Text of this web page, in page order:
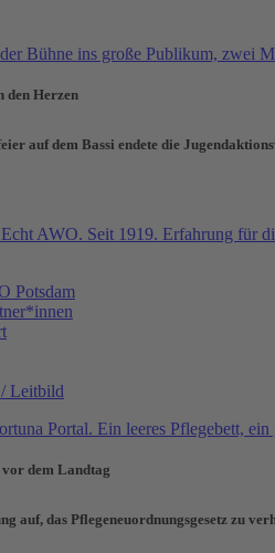
den Herzen
auf dem Bassi endete die
Potsdam
Leitbild
dem Landtag
auf, das Pflegeneuordnungsgesetz zu